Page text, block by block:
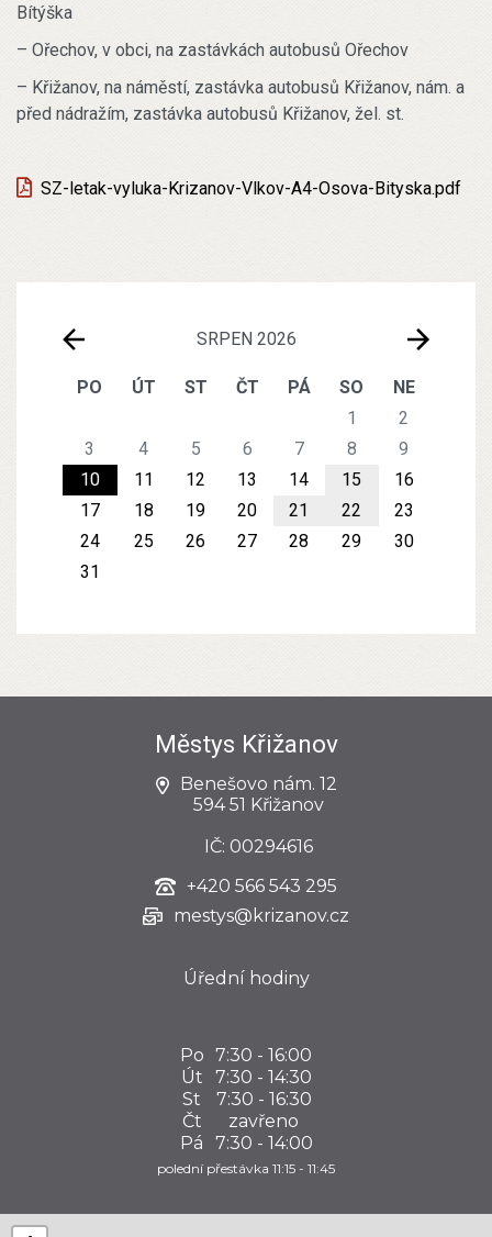
SRPEN 2026
PO ÚT ST ČT PÁ SO
NE
1
2
3
4 5 6 7 8
9
10
11 12 13 14 15
16
17
18 19 20 21 22
23
24
25 26 27 28 29
30
31
Bítýška
– Ořechov, v obci, na zastávkách autobusů Ořechov
– Křižanov, na náměstí, zastávka autobusů Křižanov, nám. a
před nádražím, zastávka autobusů Křižanov, žel. st.
SZ-letak-vyluka-Krizanov-Vlkov-A4-Osova-Bityska.pdf
Městys Křižanov
Benešovo nám. 12
594 51 Křižanov
IČ: 00294616
+420 566 543 295
mestys@krizanov.cz
Úřední hodiny
Po 7:30 - 16:00
Út
7:30 - 14:30
St
7:30 - 16:30
Čt
zavřeno
Pá
7:30 - 14:00
polední přestávka 11:15 - 11:45